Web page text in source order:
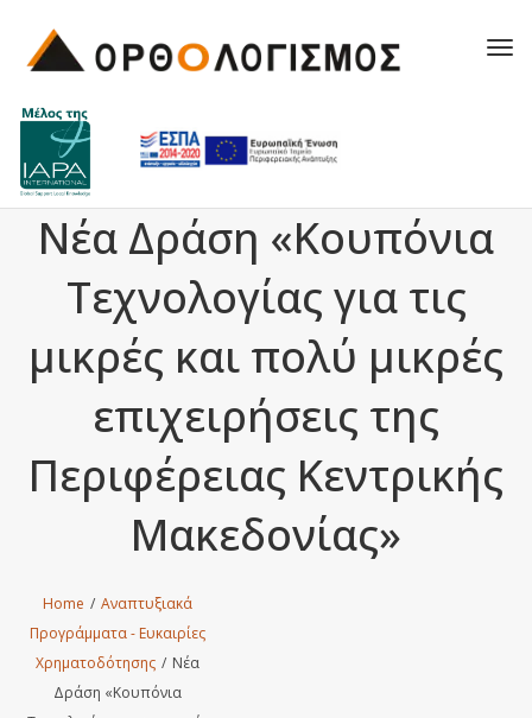
Νέα Δράση «Κουπόνια
Τεχνολογίας για τις
μικρές και πολύ μικρές
επιχειρήσεις της
Περιφέρειας Κεντρικής
Μακεδονίας»
Home / Αναπτυξιακά
Προγράμματα - Ευκαιρίες
Χρηματοδότησης / Νέα
Δράση «Κουπόνια